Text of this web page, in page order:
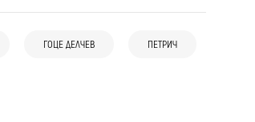
ГОЦЕ ДЕЛЧЕВ ПЕТРИЧ